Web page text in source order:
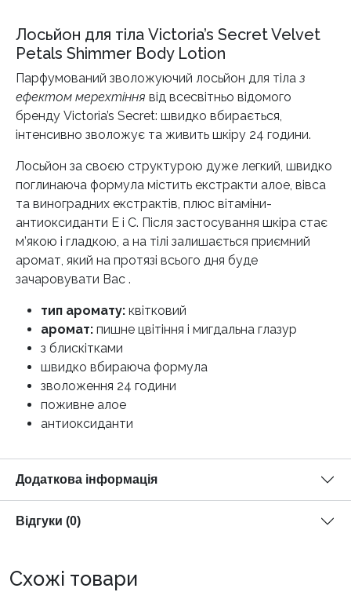
Лосьйон для тіла Victoria’s Secret Velvet
Petals Shimmer Body Lotion
Парфумований зволожуючий лосьйон для тіла з
ефектом мерехтіння від всесвітньо відомого
бренду Victoria’s Secret: швидко вбирається,
інтенсивно зволожує та живить шкіру 24 години.
Лосьйон за своєю структурою дуже легкий, швидко
поглинаюча формула містить екстракти алое, вівса
та виноградних екстрактів, плюс вітаміни-
антиоксиданти Е і С. Після застосування шкіра стає
м’якою і гладкою, а на тілі залишається приємний
аромат, який на протязі всього дня буде
зачаровувати Вас .
тип аромату: квітковий
аромат: пишне цвітіння і мигдальна глазур
з блискітками
швидко вбираюча формула
зволоження 24 години
поживне алое
антиоксиданти
Додаткова інформація
Відгуки (0)
Схожі товари